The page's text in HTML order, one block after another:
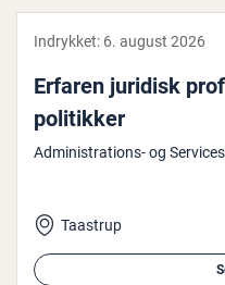
Indrykket: 6. august 2026
Erfaren juridisk
po­li­tik­ker
Administrations- og
Taastrup